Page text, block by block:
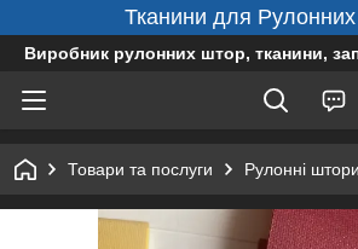
Тканини для
Виробник рулонних штор, тканини,
Товари та послуги Рулонні штори